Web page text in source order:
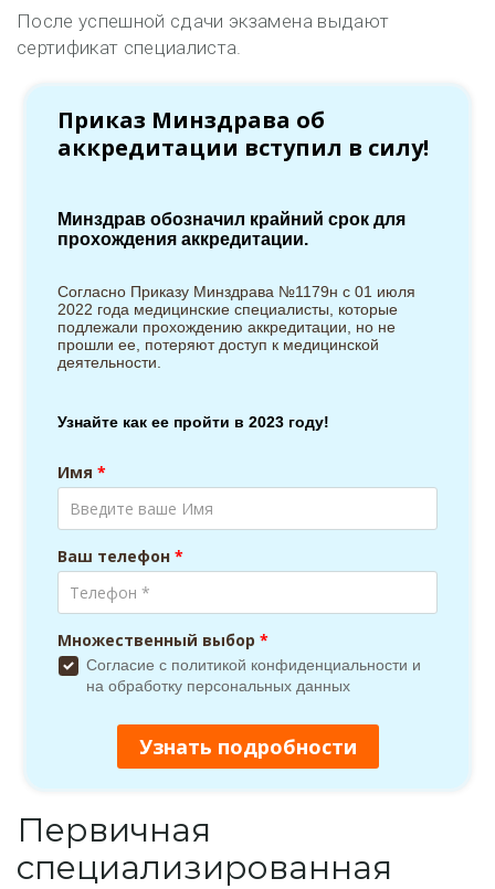
После успешной сдачи экзамена выдают
сертификат специалиста.
Первичная
специализированная